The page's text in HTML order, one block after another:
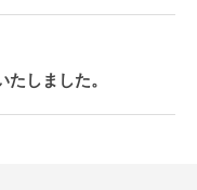
しました。